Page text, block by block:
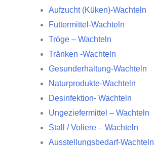
Aufzucht (Küken)-Wachteln
Futtermittel-Wachteln
Tröge – Wachteln
Tränken -Wachteln
Gesunderhaltung-Wachteln
Naturprodukte-Wachteln
Desinfektion- Wachteln
Ungeziefermittel – Wachteln
Stall / Voliere – Wachteln
Ausstellungsbedarf-Wachteln